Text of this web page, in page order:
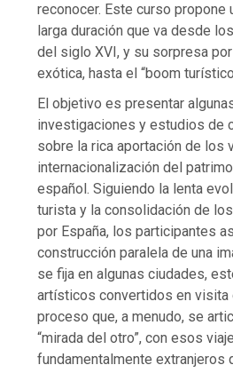
reconocer. Este curso propone
larga duración que va desde
del siglo XVI, y su sorpresa
exótica, hasta el “boom
El objetivo es presentar
investigaciones y estudios de
sobre la rica aportación de los
internacionalización del
español. Siguiendo la lenta
turista y la consolidación de
por España, los participantes
construcción paralela de una
se fija en algunas ciudades,
artísticos convertidos en visita
proceso que, a menudo, se
“mirada del otro”, con esos
fundamentalmente extranjeros